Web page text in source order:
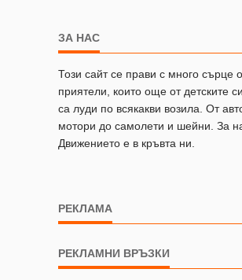
ЗА НАС
Този сайт се прави с много сърце
приятели, които още от детските
са луди по всякакви возила. От
мотори до самолети и шейни. За
Движението е в кръвта ни.
РЕКЛАМА
РЕКЛАМНИ ВРЪЗКИ